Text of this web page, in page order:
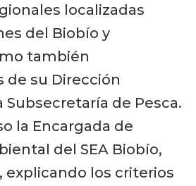
localizadas
del Biobío y
también
de su Dirección
Subsecretaría de Pesca.
la Encargada de
del SEA Biobío,
explicando los criterios